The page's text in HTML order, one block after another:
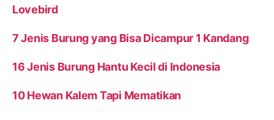
Lovebird
7 Jenis Burung yang Bisa Dicampur 1 Kandang
16 Jenis Burung Hantu Kecil di Indonesia
10 Hewan Kalem Tapi Mematikan